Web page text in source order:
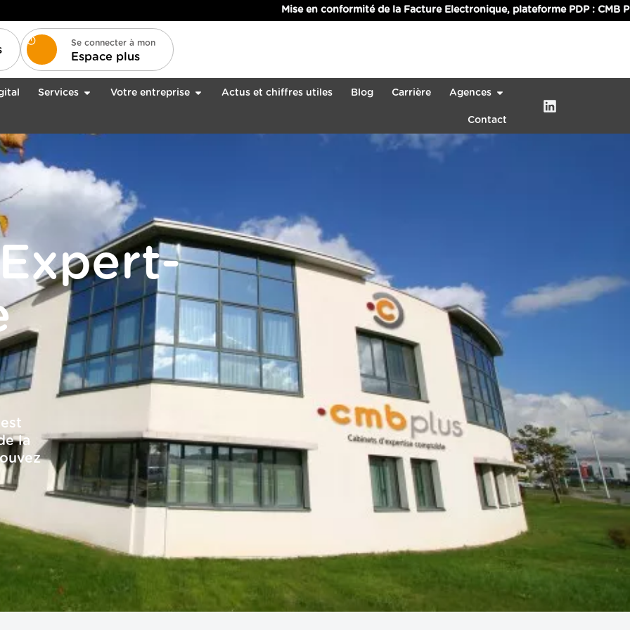
Mise en conformité de la Facture Electronique, plateforme PDP : CMB PLUS s’occupe
Se connecter à mon
Espace plus
Services Votre entreprise Actus et chiffres utiles Blog Carrière Agences
Contact
la